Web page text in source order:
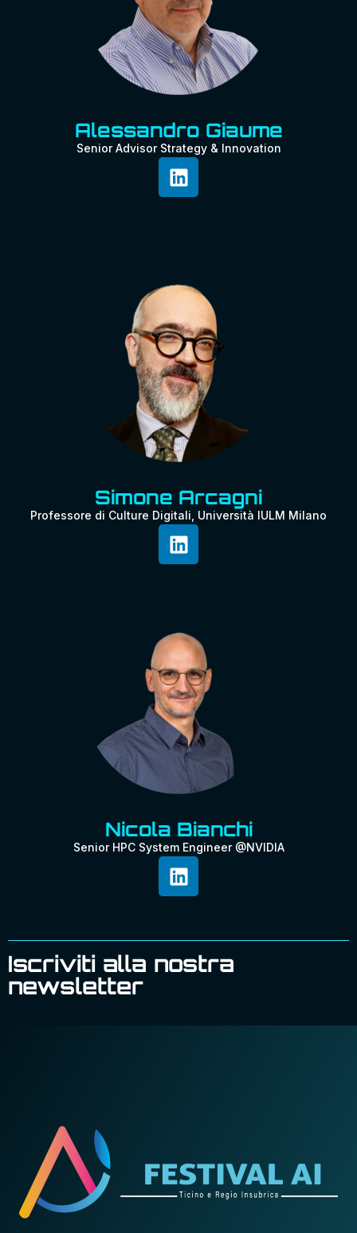
Alessandro Giaume
Senior Advisor Strategy & Innovation
Simone Arcagni
Professore di Culture Digitali, Università IULM Milano
Nicola Bianchi
Senior HPC System Engineer @NVIDIA
Iscriviti alla nostra
newsletter